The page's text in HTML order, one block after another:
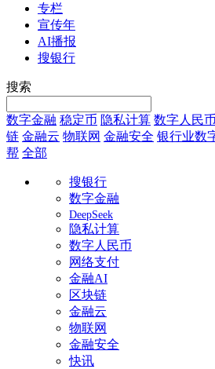
专栏
宣传年
AI播报
搜银行
搜索
数字金融 稳定币 隐私计算 数字人民币
链 金融云 物联网 金融安全 银行业数
帮 全部
搜银行
数字金融
DeepSeek
隐私计算
数字人民币
网络支付
金融AI
区块链
金融云
物联网
金融安全
快讯